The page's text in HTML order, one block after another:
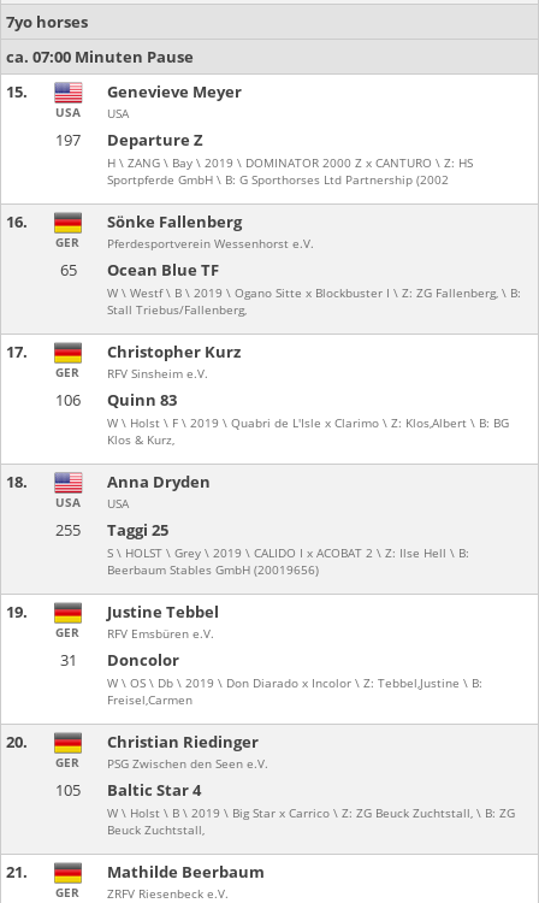
7yo horses
ca. 07:00 Minuten Pause
15.
197 Departure Z
H \ ZANG \ Bay \ 2019 \ DOMINATOR 2000 Z x CANTURO \ Z: HS
Sportpferde GmbH \ B: G Sporthorses Ltd Partnership (2002
USA
Genevieve Meyer
USA
16.
65 Ocean Blue TF
W \ Westf \ B \ 2019 \ Ogano Sitte x Blockbuster I \ Z: ZG Fallenberg, \ B:
Stall Triebus/Fallenberg,
GER
Sönke Fallenberg
Pferdesportverein Wessenhorst e.V.
17.
106 Quinn 83
W \ Holst \ F \ 2019 \ Quabri de L'Isle x Clarimo \ Z: Klos,Albert \ B: BG
Klos & Kurz,
GER
Christopher Kurz
RFV Sinsheim e.V.
18.
255 Taggi 25
S \ HOLST \ Grey \ 2019 \ CALIDO I x ACOBAT 2 \ Z: Ilse Hell \ B:
Beerbaum Stables GmbH (20019656)
USA
Anna Dryden
USA
19.
31 Doncolor
W \ OS \ Db \ 2019 \ Don Diarado x Incolor \ Z: Tebbel,Justine \ B:
Freisel,Carmen
GER
Justine Tebbel
RFV Emsbüren e.V.
20.
105 Baltic Star 4
W \ Holst \ B \ 2019 \ Big Star x Carrico \ Z: ZG Beuck Zuchtstall, \ B: ZG
Beuck Zuchtstall,
GER
Christian Riedinger
PSG Zwischen den Seen e.V.
21.
GER
Mathilde Beerbaum
ZRFV Riesenbeck e.V.